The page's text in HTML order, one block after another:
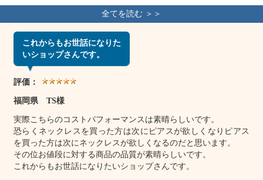
これからもお世話になりた
いショップさんです。
評価：
福岡県 TS様
実際こちらのコストパフォーマンスは素晴らしいです。
恐らくネックレスを買った方は次にピアスが欲しくなりピアス
を買った方は次にネックレスが欲しくなるのだと思います。
その位お値段に対する商品の品質が素晴らしいです。
これからもお世話になりたいショップさんです。